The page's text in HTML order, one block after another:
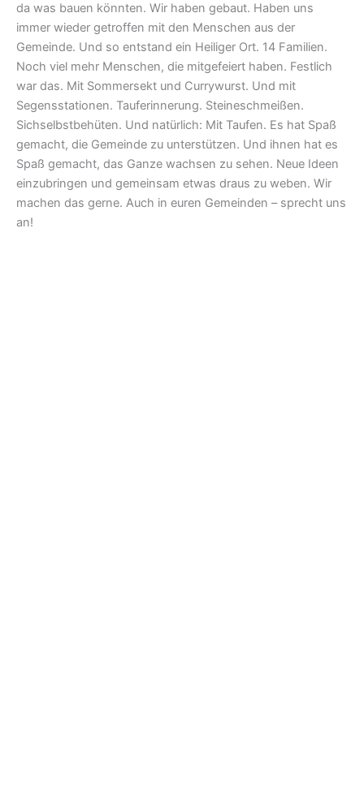
da was bauen könnten. Wir haben gebaut. Haben uns
immer wieder getroffen mit den Menschen aus der
Gemeinde. Und so entstand ein Heiliger Ort. 14 Familien.
Noch viel mehr Menschen, die mitgefeiert haben. Festlich
war das. Mit Sommersekt und Currywurst. Und mit
Segensstationen. Tauferinnerung. Steineschmeißen.
Sichselbstbehüten. Und natürlich: Mit Taufen. Es hat Spaß
gemacht, die Gemeinde zu unterstützen. Und ihnen hat es
Spaß gemacht, das Ganze wachsen zu sehen. Neue Ideen
einzubringen und gemeinsam etwas draus zu weben. Wir
machen das gerne. Auch in euren Gemeinden – sprecht uns
an!